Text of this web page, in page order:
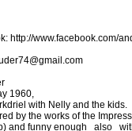
http://www.facebook.com/
1960,
with Nelly and the kids.
by the works of the
and funny enough also